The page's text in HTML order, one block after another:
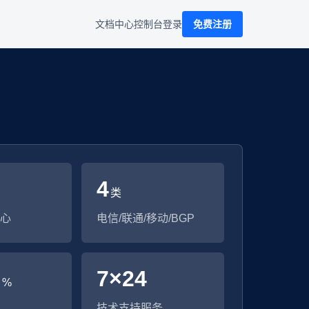
文档中心控制台登录 免费注册
4类
电信/联通/移动/BGP
% 7×24